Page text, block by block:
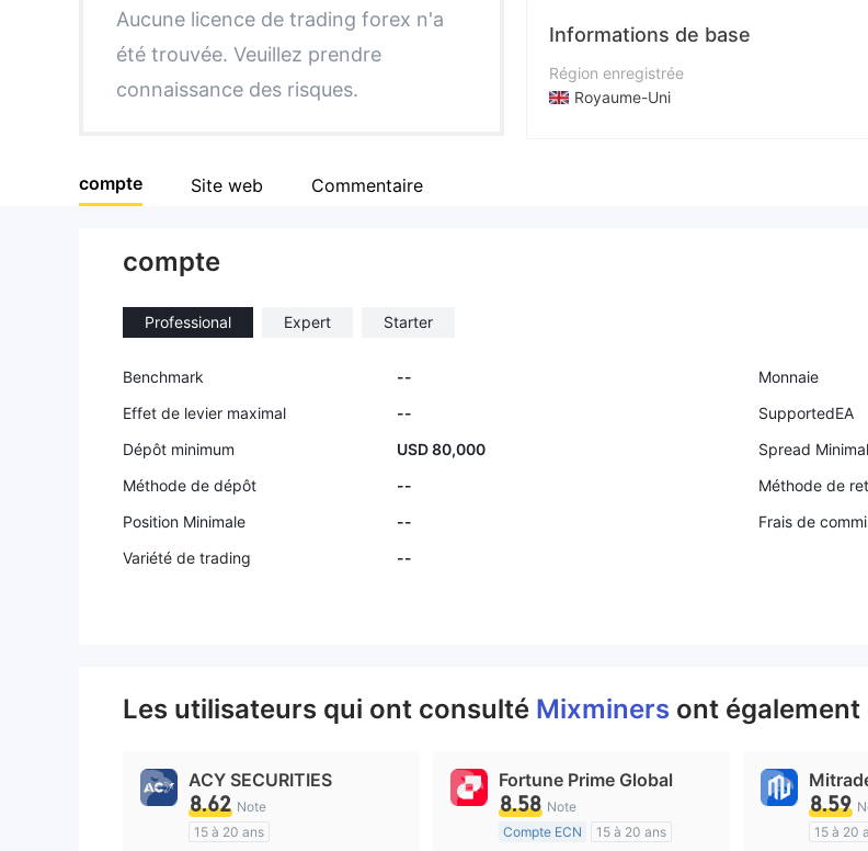
5
6
9
5
6
9
Aucune licence de trading forex n'a
été trouvée. Veuillez prendre
connaissance des risques.
Informations de base
Région enregistrée
Royaume-Uni
compte Site web Commentaire
compte
Professional Expert Starter
Benchmark -- Monnaie
Effet de levier maximal
--
SupportedEA
Dépôt minimum
USD 80,000 Spread Minimal
Méthode de dépôt
-- Méthode de
Position Minimale
-- Frais de
Variété de trading
--
Les utilisateurs qui ont consulté Mixminers ont
ACY SECURITIES
8.62 Note
15 à 20 ans
Fortune Prime Global
8.58 Note
Compte ECN
15 à 20 ans
8.59
15 à 20